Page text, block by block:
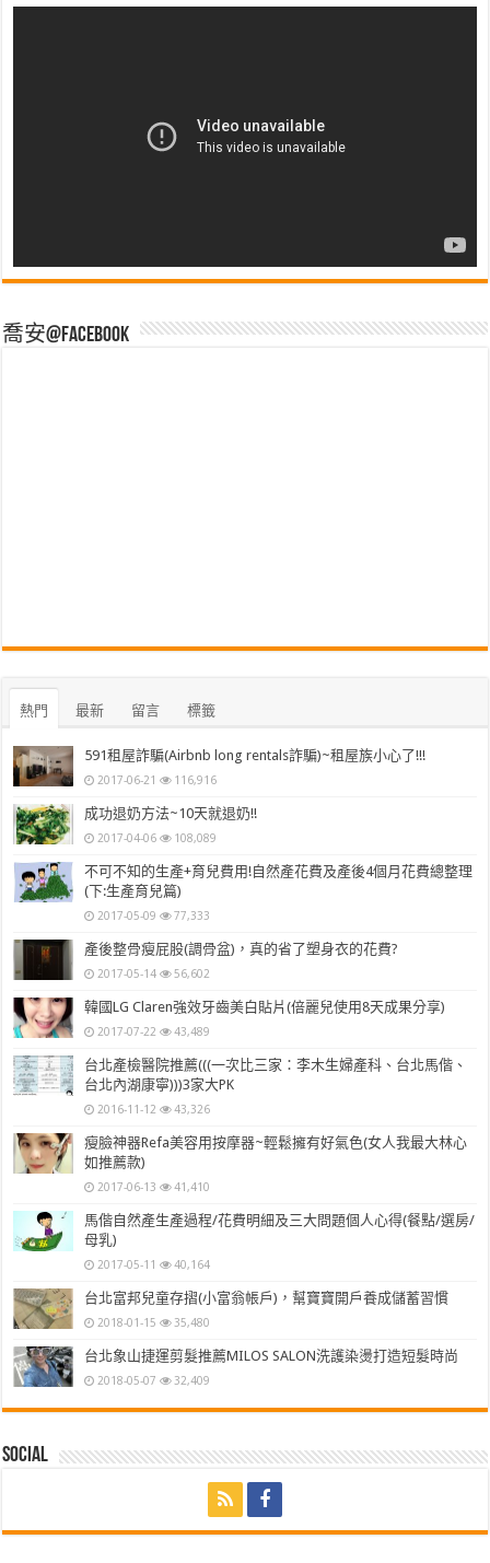
喬安@Facebook
熱門 最新 留言 標籤
591租屋詐騙(Airbnb long rentals詐騙)~租屋族小心了!!!
2017-06-21 116,916
成功退奶方法~10天就退奶!!
2017-04-06 108,089
不可不知的生產+育兒費用!自然產花費及產後4個月花費總整理
(下:生產育兒篇)
2017-05-09 77,333
產後整骨瘦屁股(調骨盆)，真的省了塑身衣的花費?
2017-05-14 56,602
韓國LG Claren強效牙齒美白貼片(倍麗兒使用8天成果分享)
2017-07-22 43,489
台北產檢醫院推薦(((一次比三家：李木生婦產科、台北馬偕、
台北內湖康寧)))3家大PK
2016-11-12 43,326
瘦臉神器Refa美容用按摩器~輕鬆擁有好氣色(女人我最大林心
如推薦款)
2017-06-13 41,410
馬偕自然產生產過程/花費明細及三大問題個人心得(餐點/選房/
母乳)
2017-05-11 40,164
台北富邦兒童存摺(小富翁帳戶)，幫寶寶開戶養成儲蓄習慣
2018-01-15 35,480
台北象山捷運剪髮推薦MILOS SALON洗護染燙打造短髮時尚
2018-05-07 32,409
Social